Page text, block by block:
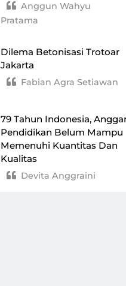
Anggun Wahyu
Pratama
Dilema Betonisasi Trotoar
Jakarta
Fabian Agra Setiawan
79 Tahun Indonesia,
Pendidikan Belum Mampu
Memenuhi Kuantitas Dan
Kualitas
Devita Anggraini